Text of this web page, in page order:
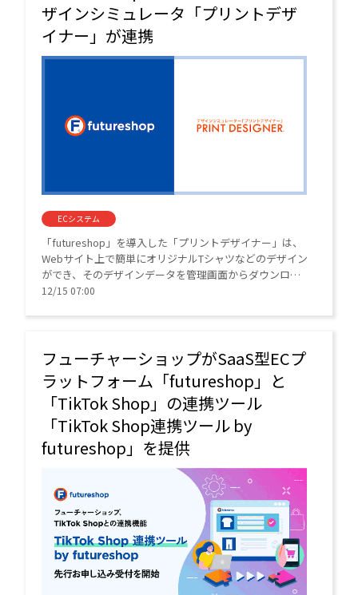
ザインシミュレータ「プリントデザ
イナー」が連携
ECシステム
「futureshop」を導入した「プリントデザイナー」は、
Webサイト上で簡単にオリジナルTシャツなどのデザイン
ができ、そのデザインデータを管理画面からダウンロー
ドしてプリント用データとして使用できるWebサービ
12/15 07:00
フューチャーショップがSaaS型ECプ
ラットフォーム「futureshop」と
「TikTok Shop」の連携ツール
「TikTok Shop連携ツール by
futureshop」を提供